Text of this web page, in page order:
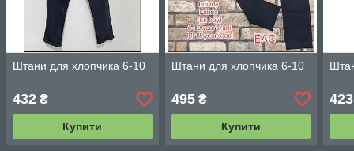
Штани для хлопчика 6-10
432 ₴
Купити
Штани для хлопчика 6-10
495₴
Купити
423